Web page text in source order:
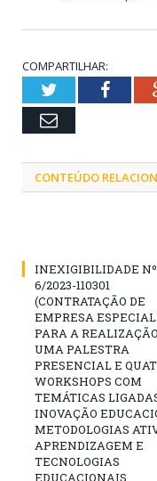
COMPARTILHAR:
Twitter
Email
CONTEÚDO
INEXIGIBILIDADE Nº
6/2023-110301
(CONTRATAÇÃO DE
EMPRESA
PARA A
UMA PALESTRA
PRESENCIAL E
WORKSHOPS COM
TEMÁTICAS
INOVAÇÃO
METODOLOGIAS
APRENDIZAGEM E
TECNOLOGIAS
EDUCACIONAIS